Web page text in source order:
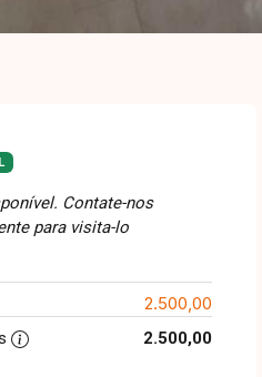
Contate-nos
para visita-lo
2.500,00
2.500,00